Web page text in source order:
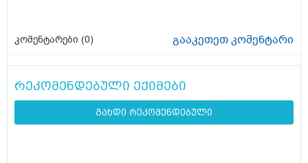
კომენტარები (0) გააკეთეთ კომენტარი
რეკომენდებული ექიმები
გახდი რეკომენდებული